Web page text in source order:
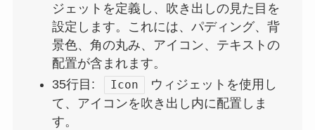
ジェットを定義し、吹き出しの見た目を
設定します。これには、パディング、背
景色、角の丸み、アイコン、テキストの
配置が含まれます。
35行目:
Icon
ウィジェットを使用し
て、アイコンを吹き出し内に配置しま
す。